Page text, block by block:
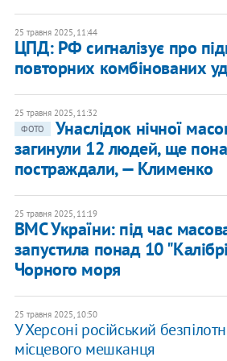
25 травня 2025, 11:44
ЦПД: РФ сигналізує про
повторних комбінованих
25 травня 2025, 11:32
ФОТО
Унаслідок нічної
загинули 12 людей, ще
постраждали, — Клименко
25 травня 2025, 11:19
ВМС України: під час
запустила понад 10
Чорного моря
25 травня 2025, 10:50
У Херсоні російський
місцевого мешканця